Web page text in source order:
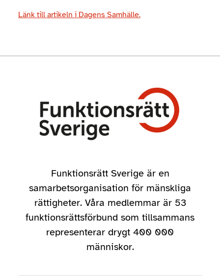
Länk till artikeln i Dagens Samhälle.
Funktionsrätt Sverige är en
samarbetsorganisation för mänskliga
rättigheter. Våra medlemmar är 53
funktionsrättsförbund som tillsammans
representerar drygt 400 000
människor.